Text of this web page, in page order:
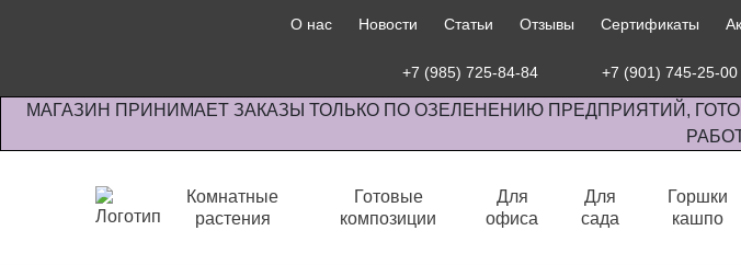
О нас Новости Статьи Отзывы Сертификаты
+7 (985) 725-84-84 +7 (901) 745-25-00
МАГАЗИН ПРИНИМАЕТ ЗАКАЗЫ ТОЛЬКО ПО ОЗЕЛЕНЕНИЮ ПРЕДПРИЯТИЙ,
Комнатные
растения
Готовые
композиции
Для
офиса
Для
сада
Горшки
кашпо